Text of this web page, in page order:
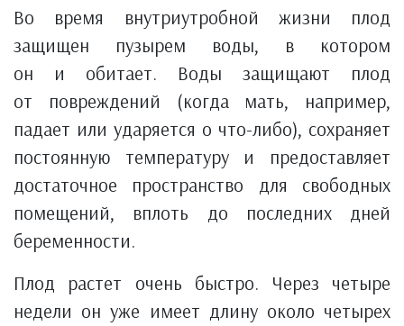
Во время внутриутробной жизни плод
защищен пузырем воды, в котором
он и обитает. Воды защищают плод
от повреждений (когда мать, например,
падает или ударяется о что-либо), сохраняет
постоянную температуру и предоставляет
достаточное пространство для свободных
помещений, вплоть до последних дней
беременности.
Плод растет очень быстро. Через четыре
недели он уже имеет длину около четырех